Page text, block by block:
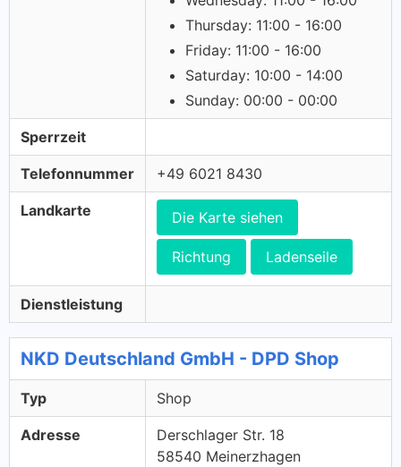
Thursday: 11:00 - 16:00
Friday: 11:00 - 16:00
Saturday: 10:00 - 14:00
Sunday: 00:00 - 00:00
Sperrzeit
Telefonnummer +49 6021 8430
Landkarte Die Karte siehen
Richtung Ladenseile
Dienstleistung
NKD Deutschland GmbH - DPD Shop
Typ Shop
Adresse
Derschlager Str. 18
58540 Meinerzhagen